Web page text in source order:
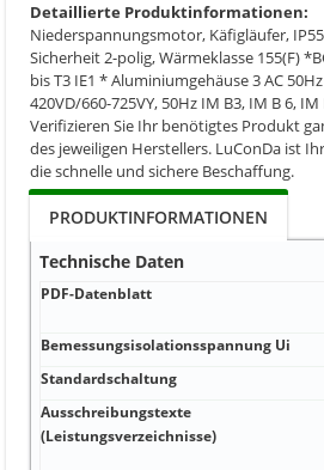
Detaillierte Produktinformationen:
Niederspannungsmotor, Käfigläufer, IP55
Sicherheit 2-polig, Wärmeklasse 155(F)
bis T3 IE1 * Aluminiumgehäuse 3 AC
420VD/660-725VY, 50Hz IM B3, IM B 6, IM
Verifizieren Sie Ihr benötigtes Produkt
des jeweiligen Herstellers. LuConDa ist
die schnelle und sichere Beschaffung.
PRODUKTINFORMATIONEN
Technische Daten
PDF-Datenblatt
Bemessungsisolationsspannung Ui
Standardschaltung
Ausschreibungstexte
(Leistungsverzeichnisse)